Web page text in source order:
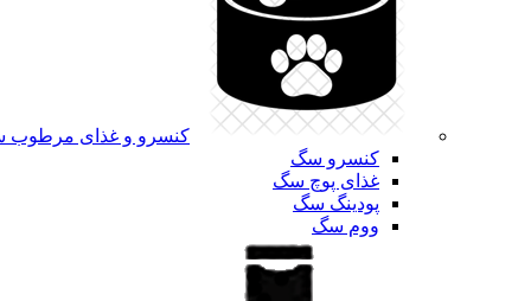
کنسرو و غذای
کنسرو سگ
غذای پوچ سگ
پودینگ سگ
ووم سگ